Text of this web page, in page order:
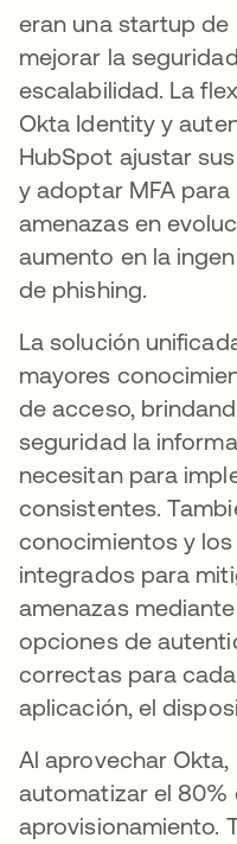
eran una startup
mejorar la
escalabilidad. La
Okta Identity y
HubSpot ajustar
y adoptar MFA
amenazas en
aumento en la
de phishing.
La solución
mayores
de acceso,
seguridad la
necesitan para
consistentes.
conocimientos y
integrados para
amenazas
opciones de
correctas para
aplicación, el
Al aprovechar
automatizar el 80%
aprovisionamiento.